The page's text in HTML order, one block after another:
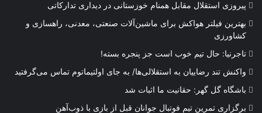
پیروزی استقلال مقابل همنام خوزستانی در دیداری تدارکاتی
بهترین فیلتر هواکش برای ماشین‌آلات صنعتی، معدنی، راهسازی و
کشاورزی
تاجرنیا: حال تیم خوب است جز پنجره بسته!
واکنش تند رضاییان به استقلالی‌ها/ به جای اولتیماتوم تماس می‌گرفتید
باشگاه گل گهر: حقانیت ما اثبات شد
برگزاری تمرین تیم فوتبال جوانان قبل از بازی با ذوب‌آهن